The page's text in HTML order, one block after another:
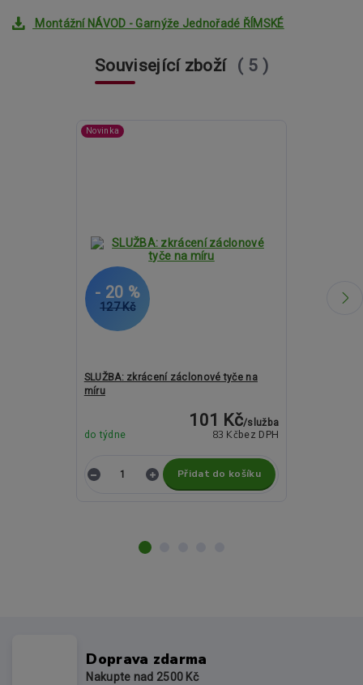
Montážní NÁVOD - Garnýže Jednořadé ŘÍMSKÉ
Související zboží 5
Novinka
127 Kč
- 20 %
SLUŽBA: zkrácení záclonové tyče na
míru
101 Kč/služba
83 Kč bez DPH
do týdne
Přidat do košíku
1 252 Kč
- 12 %
Doprava zdarma
Nakupte nad 2500 Kč